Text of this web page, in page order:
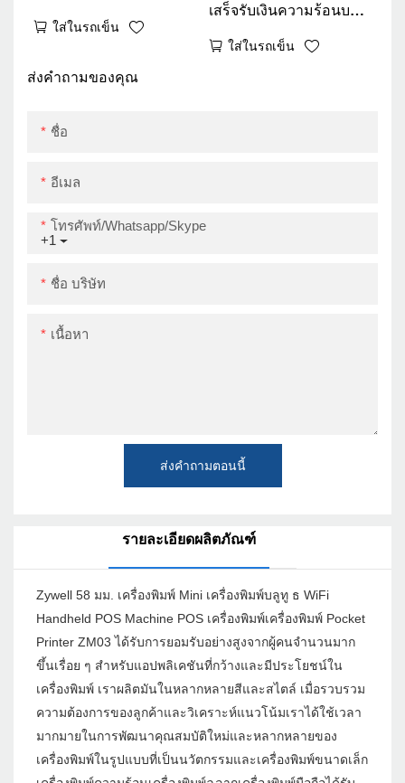
เก็ตบิลเครื่องพิมพ์ใบเสร็จ
ใส่ในรถเข็น
เสร็จรับเงินความร้อนบลูทู
ขนาดเล็กเครื่องพิมพ์พก
ใส่ในรถเข็น
ส่งคำถามของคุณ
ชื่อ
อีเมล
+1
โทรศัพท์/whatsapp/skype
ชื่อ บริษัท
เนื้อหา
ส่งคำถามตอนนี้
รายละเอียดผลิตภัณฑ์
Zywell 58 มม. เครื่องพิมพ์ Mini เครื่องพิมพ์บลูทู ธ WiFi
Handheld POS Machine POS เครื่องพิมพ์เครื่องพิมพ์ Pocket
Printer ZM03 ได้รับการยอมรับอย่างสูงจากผู้คนจำนวนมาก
ขึ้นเรื่อย ๆ สำหรับแอปพลิเคชันที่กว้างและมีประโยชน์ใน
เครื่องพิมพ์ เราผลิตมันในหลากหลายสีและสไตล์ เมื่อรวบรวม
ความต้องการของลูกค้าและวิเคราะห์แนวโน้มเราได้ใช้เวลา
มากมายในการพัฒนาคุณสมบัติใหม่และหลากหลายของ
เครื่องพิมพ์ในรูปแบบที่เป็นนวัตกรรมและเครื่องพิมพ์ขนาดเล็ก